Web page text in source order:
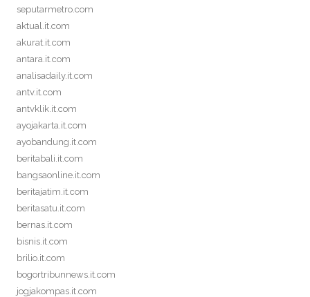
seputarmetro.com
aktual.it.com
akurat.it.com
antara.it.com
analisadaily.it.com
antv.it.com
antvklik.it.com
ayojakarta.it.com
ayobandung.it.com
beritabali.it.com
bangsaonline.it.com
beritajatim.it.com
beritasatu.it.com
bernas.it.com
bisnis.it.com
brilio.it.com
bogortribunnews.it.com
jogjakompas.it.com